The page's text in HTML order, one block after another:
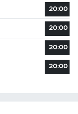
20:00
20:00
20:00
20:00